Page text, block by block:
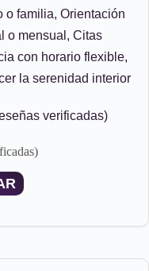
o familia, Orientación
o mensual, Citas
con horario flexible,
la serenidad interior
verificadas)